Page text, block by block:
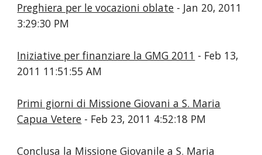
Preghiera per le vocazioni oblate - Jan 20, 2011
3:29:30 PM
Iniziative per finanziare la GMG 2011 - Feb 13,
2011 11:51:55 AM
Primi giorni di Missione Giovani a S. Maria
Capua Vetere - Feb 23, 2011 4:52:18 PM
Conclusa la Missione Giovanile a S. Maria